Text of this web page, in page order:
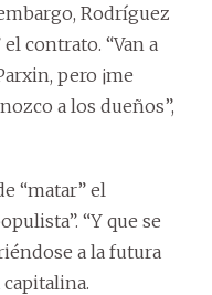
Rodríguez
contrato. “Van a
pero ¡me
a los dueños”,
“matar” el
“Y que se
a la futura